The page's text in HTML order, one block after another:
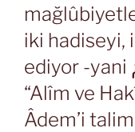
iki hadiseyi,
ediyor -yani اَنْتَ الْعَلِيمُ الْحَكِيمُ Yani,
“Alîm ve
Âdem’i